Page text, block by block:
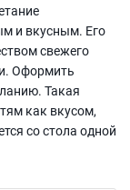
и вкусным. Его
свежего
Оформить
Такая
как вкусом,
со стола одной